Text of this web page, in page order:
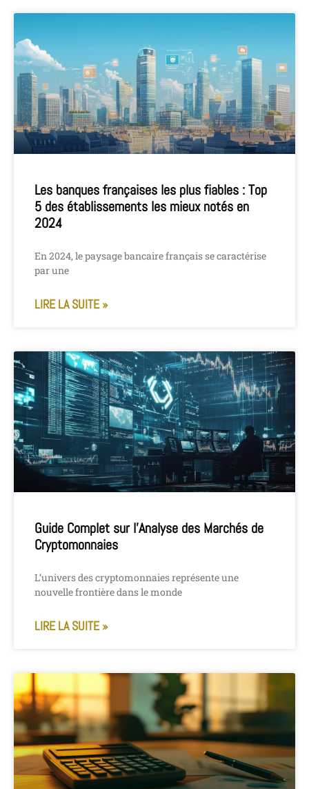
Les banques françaises les plus fiables : Top
5 des établissements les mieux notés en
2024
En 2024, le paysage bancaire français se caractérise
par une
LIRE LA SUITE »
Guide Complet sur l’Analyse des Marchés de
Cryptomonnaies
L’univers des cryptomonnaies représente une
nouvelle frontière dans le monde
LIRE LA SUITE »